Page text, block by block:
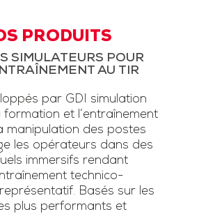
PRODUITS
SIMULATEURS POUR
AU TIR
par GDI simulation
et l’entraînement
manipulation des postes
les opérateurs dans des
immersifs rendant
technico-
Basés sur les
plus performants et